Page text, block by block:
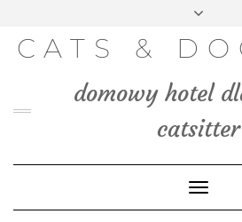
content
MEDIA
KONTAKT
CATS &
domowy hotel
catsitter
Toggle